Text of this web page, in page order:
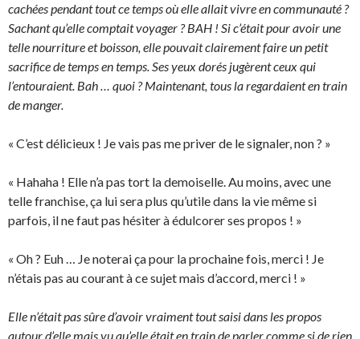
cachées pendant tout ce temps où elle allait vivre en communauté ?
Sachant qu’elle comptait voyager ? BAH ! Si c’était pour avoir une
telle nourriture et boisson, elle pouvait clairement faire un petit
sacrifice de temps en temps. Ses yeux dorés jugèrent ceux qui
l’entouraient. Bah … quoi ? Maintenant, tous la regardaient en train
de manger.
« C’est délicieux ! Je vais pas me priver de le signaler, non ? »
« Hahaha ! Elle n’a pas tort la demoiselle. Au moins, avec une
telle franchise, ça lui sera plus qu’utile dans la vie même si
parfois, il ne faut pas hésiter à édulcorer ses propos ! »
« Oh ? Euh … Je noterai ça pour la prochaine fois, merci ! Je
n’étais pas au courant à ce sujet mais d’accord, merci ! »
Elle n’était pas sûre d’avoir vraiment tout saisi dans les propos
autour d’elle mais vu qu’elle était en train de parler comme si de rien